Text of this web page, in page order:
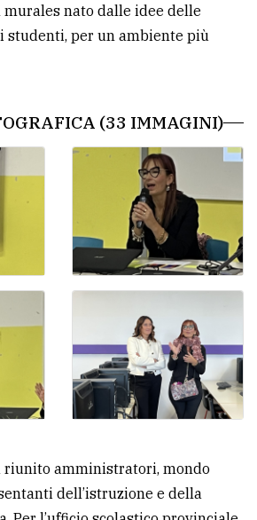
nato dalle idee delle
studenti, per un ambiente più
(33 IMMAGINI)
riunito amministratori, mondo
dell’istruzione e della